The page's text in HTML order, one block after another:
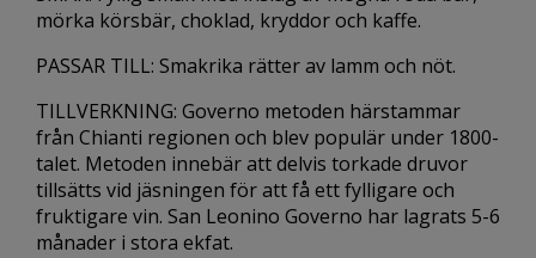
mörka körsbär, choklad, kryddor och kaffe.
PASSAR TILL: Smakrika rätter av lamm och nöt.
TILLVERKNING: Governo metoden härstammar
från Chianti regionen och blev populär under 1800-
talet. Metoden innebär att delvis torkade druvor
tillsätts vid jäsningen för att få ett fylligare och
fruktigare vin. San Leonino Governo har lagrats 5-6
månader i stora ekfat.